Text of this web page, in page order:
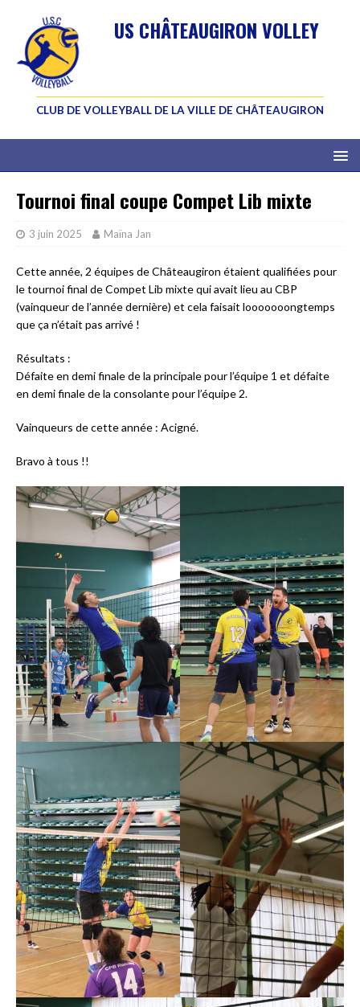
US CHÂTEAUGIRON VOLLEY
CLUB DE VOLLEYBALL DE LA VILLE DE CHÂTEAUGIRON
Tournoi final coupe Compet Lib mixte
3 juin 2025 Maïna Jan
Cette année, 2 équipes de Châteaugiron étaient qualifiées pour
le tournoi final de Compet Lib mixte qui avait lieu au CBP
(vainqueur de l’année dernière) et cela faisait looooooongtemps
que ça n’était pas arrivé !
Résultats :
Défaite en demi finale de la principale pour l’équipe 1 et défaite
en demi finale de la consolante pour l’équipe 2.
Vainqueurs de cette année : Acigné.
Bravo à tous !!